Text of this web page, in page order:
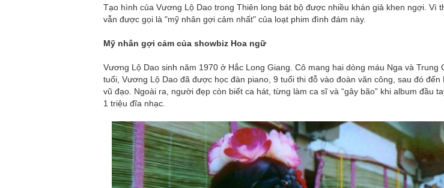
Tạo hình của Vương Lộ Dao trong Thiên long bát bộ được nhiều khán giả khen ngợi. Vì
vẫn được gọi là "mỹ nhân gợi cảm nhất" của loạt phim đình đám này.
Mỹ nhân gợi cảm của showbiz Hoa ngữ
Vương Lộ Dao sinh năm 1970 ở Hắc Long Giang. Cô mang hai dòng máu Nga và Trung
tuổi, Vương Lộ Dao đã được học đàn piano, 9 tuổi thi đỗ vào đoàn văn công, sau đó đến
vũ đạo. Ngoài ra, người đẹp còn biết ca hát, từng làm ca sĩ và “gây bão” khi album đầu
1 triệu đĩa nhạc.